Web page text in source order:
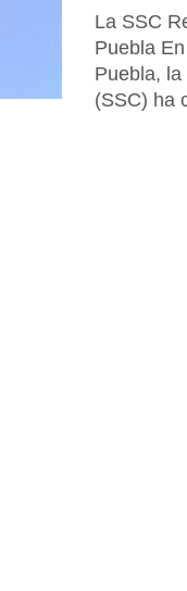
La SSC
Puebla
Puebla,
(SSC) ha